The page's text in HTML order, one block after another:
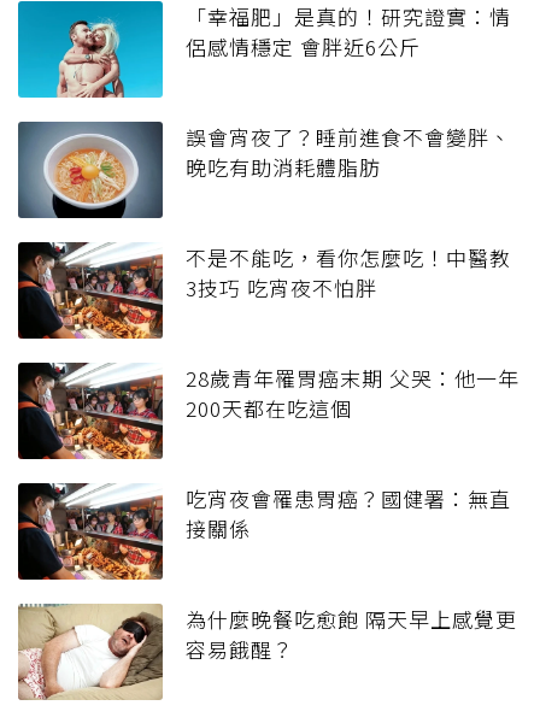
「幸福肥」是真的！研究證實：情
侶感情穩定 會胖近6公斤
誤會宵夜了？睡前進食不會變胖、
晚吃有助消耗體脂肪
不是不能吃，看你怎麼吃！中醫教
3技巧 吃宵夜不怕胖
28歲青年罹胃癌末期 父哭：他一年
200天都在吃這個
吃宵夜會罹患胃癌？國健署：無直
接關係
為什麼晚餐吃愈飽 隔天早上感覺更
容易餓醒？